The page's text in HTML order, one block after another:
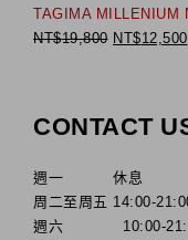
TAGIMA MILLENIUM
NT$19,800 NT$12,500
CONTACT
週一 休息
周二至周五 14:00-
週六 10:00-